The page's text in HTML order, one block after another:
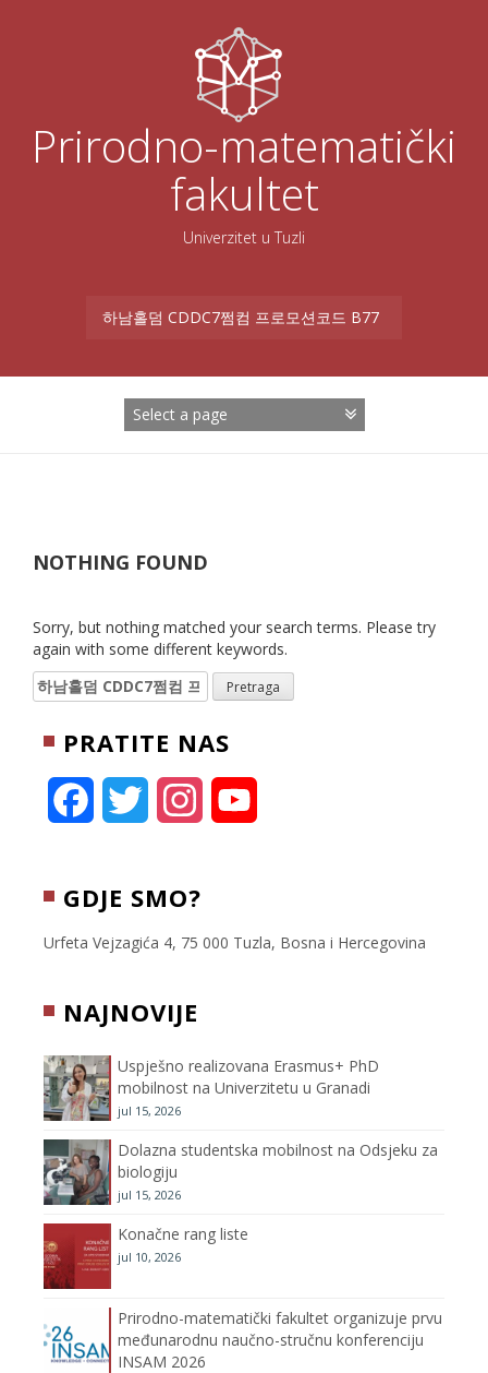
Prirodno-matematički
fakultet
Univerzitet u Tuzli
for:
NOTHING FOUND
Sorry, but nothing matched your search terms. Please try
again with some different keywords.
Pretraga:
PRATITE NAS
c
e
o
o
k
i
t
e
r
t
r
T
e
e
GDJE SMO?
Urfeta Vejzagića 4, 75 000 Tuzla, Bosna i Hercegovina
NAJNOVIJE
Uspješno realizovana Erasmus+ PhD
mobilnost na Univerzitetu u Granadi
jul 15, 2026
Dolazna studentska mobilnost na Odsjeku za
biologiju
jul 15, 2026
Konačne rang liste
jul 10, 2026
Prirodno-matematički fakultet organizuje prvu
međunarodnu naučno-stručnu konferenciju
INSAM 2026